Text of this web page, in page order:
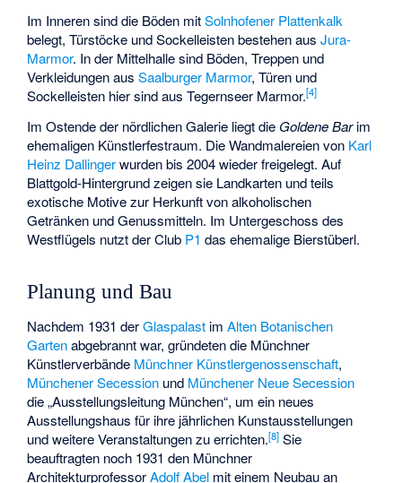
Im Inneren sind die Böden mitSolnhofener Plattenkalk
belegt, Türstöcke und Sockelleisten bestehen ausJura-
Marmor. In der Mittelhalle sind Böden, Treppen und
Verkleidungen ausSaalburger Marmor, Türen und
Sockelleisten hier sind aus Tegernseer Marmor.[4]
Im Ostende der nördlichen Galerie liegt die Goldene Barim
ehemaligen Künstlerfestraum. Die Wandmalereien von Karl
Heinz Dallingerwurden bis 2004 wieder freigelegt. Auf
Blattgold-Hintergrund zeigen sie Landkarten und teils
exotische Motive zur Herkunft von alkoholischen
Getränken und Genussmitteln. Im Untergeschoss des
Westflügels nutzt der Club P1 das ehemalige Bierstüberl.
Planung und Bau
Nachdem 1931 derGlaspalast imAlten Botanischen
Gartenabgebrannt war, gründeten die Münchner
Künstlerverbände Münchner Künstlergenossenschaft,
Münchener Secession und Münchener Neue Secession
die „Ausstellungsleitung München“, um ein neues
Ausstellungshaus für ihre jährlichen Kunstausstellungen
und weitere Veranstaltungen zu errichten.[8] Sie
beauftragten noch 1931 den Münchner
ArchitekturprofessorAdolf Abel mit einem Neubau an